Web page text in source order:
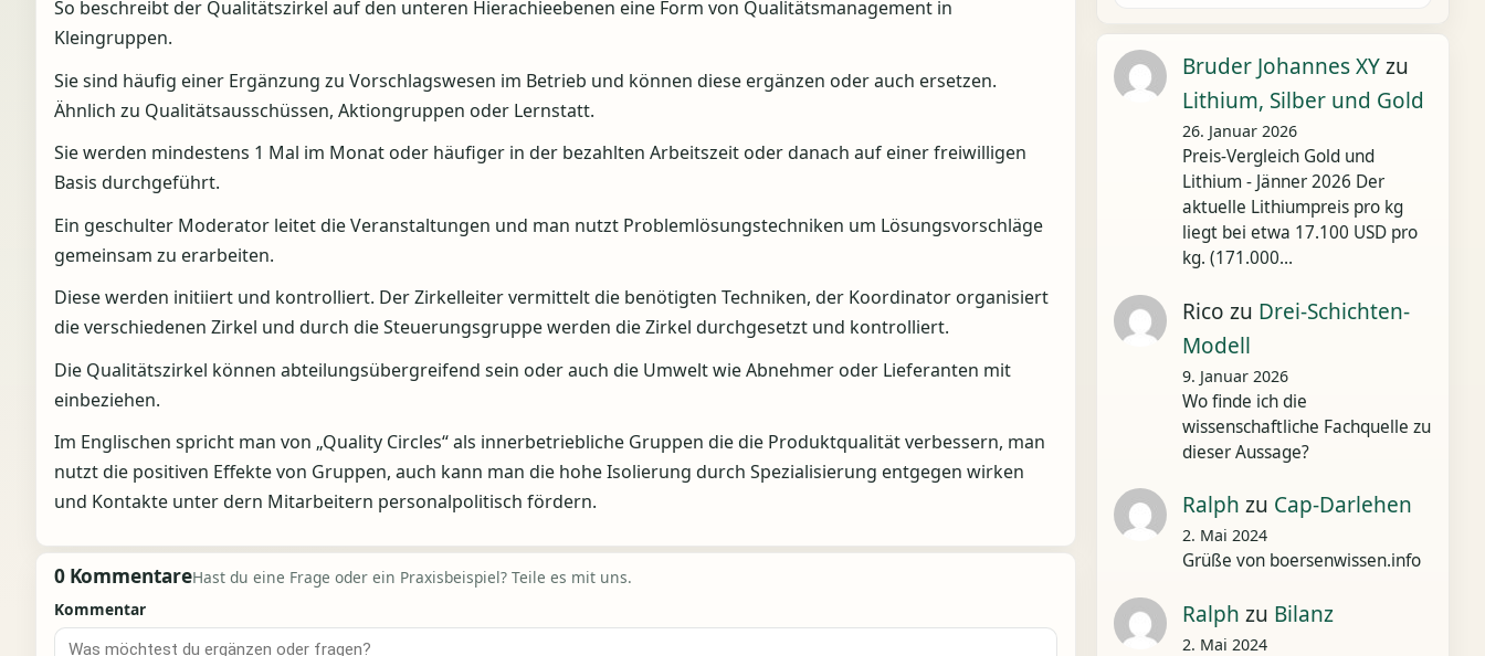
So beschreibt der Qualitätszirkel auf den unteren Hierachieebenen eine Form von Qualitätsmanagement in
Kleingruppen.
Sie sind häufig einer Ergänzung zu Vorschlagswesen im Betrieb und können diese ergänzen oder auch ersetzen.
Ähnlich zu Qualitätsausschüssen, Aktiongruppen oder Lernstatt.
Sie werden mindestens 1 Mal im Monat oder häufiger in der bezahlten Arbeitszeit oder danach auf einer freiwilligen
Basis durchgeführt.
Ein geschulter Moderator leitet die Veranstaltungen und man nutzt Problemlösungstechniken um Lösungsvorschläge
gemeinsam zu erarbeiten.
Diese werden initiiert und kontrolliert. Der Zirkelleiter vermittelt die benötigten Techniken, der Koordinator organisiert
die verschiedenen Zirkel und durch die Steuerungsgruppe werden die Zirkel durchgesetzt und kontrolliert.
Die Qualitätszirkel können abteilungsübergreifend sein oder auch die Umwelt wie Abnehmer oder Lieferanten mit
einbeziehen.
Im Englischen spricht man von „Quality Circles“ als innerbetriebliche Gruppen die die Produktqualität verbessern, man
nutzt die positiven Effekte von Gruppen, auch kann man die hohe Isolierung durch Spezialisierung entgegen wirken
und Kontakte unter dern Mitarbeitern personalpolitisch fördern.
0 KommentareHast du eine Frage oder ein Praxisbeispiel? Teile es mit uns.
Kommentar
Bruder Johannes XYzu
Lithium, Silber und Gold
26. Januar 2026
Preis-Vergleich Gold und
Lithium - Jänner 2026 Der
aktuelle Lithiumpreis pro kg
liegt bei etwa 17.100 USD pro
kg. (171.000…
Rico zu Drei-Schichten-
Modell
9. Januar 2026
Wo finde ich die
wissenschaftliche Fachquelle zu
dieser Aussage?
Ralph zu Cap-Darlehen
2. Mai 2024
Grüße von boersenwissen.info
Ralph zu Bilanz
2. Mai 2024